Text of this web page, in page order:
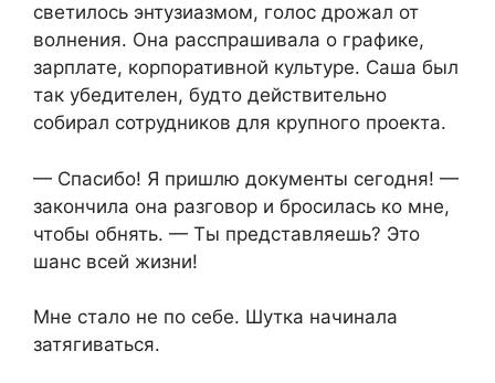
светилось энтузиазмом, голос дрожал от
волнения. Она расспрашивала о графике,
зарплате, корпоративной культуре. Саша был
так убедителен, будто действительно
собирал сотрудников для крупного проекта.
— Спасибо! Я пришлю документы сегодня! —
закончила она разговор и бросилась ко мне,
чтобы обнять. — Ты представляешь? Это
шанс всей жизни!
Мне стало не по себе. Шутка начинала
затягиваться.